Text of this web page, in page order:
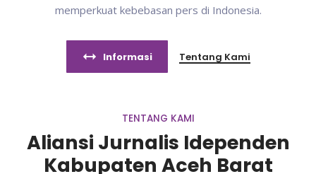
memperkuat kebebasan pers di Indonesia.
Informasi Tentang Kami
TENTANG KAMI
Aliansi Jurnalis Idependen
Kabupaten Aceh Barat